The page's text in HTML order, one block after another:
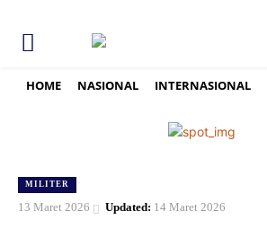
HOME NASIONAL INTERNASIONAL
MILITER
13 Maret 2026 Updated: 14 Maret 2026